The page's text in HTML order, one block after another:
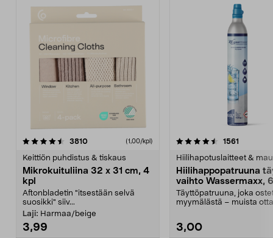
3810arvostelut (1,00/kpl)
Keittiön puhdistus & tiskaus
Mikrokuituliina 32 x 31 cm, 4
kpl
Aftonbladetin "itsestään selvä
suosikki" siiv...
Laji: Harmaa/beige
3,99
4.5viidestä
1561
Hiilihapotuslaitteet &
Hiilihappopatruuna
vaihto Wassermaxx,
Täyttöpatruuna, joka
myymälästä – muista
3,00
4.5viidestä